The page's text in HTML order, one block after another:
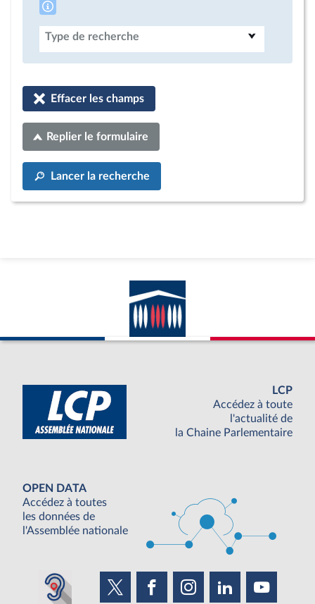
Type de recherche
Effacer les champs
Replier le formulaire
Lancer la recherche
LCP
Accédez à toute
l'actualité de
la Chaine Parlementaire
OPEN DATA
Accédez à toutes
les données de
l'Assemblée nationale